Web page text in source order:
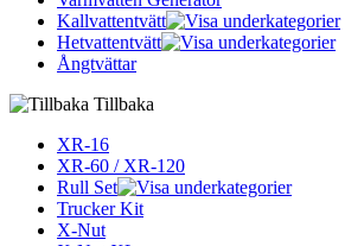
Kallvattentvätt
Hetvattentvätt
Ångtvättar
Tillbaka
XR-16
XR-60 / XR-120
Rull Set
Trucker Kit
X-Nut